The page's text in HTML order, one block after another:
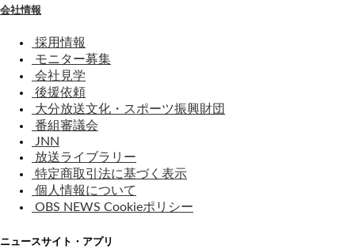
会社情報
採用情報
モニター募集
会社見学
後援依頼
大分放送文化・スポーツ振興財団
番組審議会
JNN
放送ライブラリー
特定商取引法に基づく表示
個人情報について
OBS NEWS Cookieポリシー
ニュースサイト・アプリ